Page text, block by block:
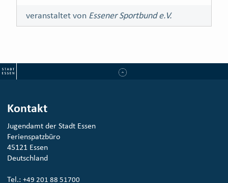
veranstaltet von Essener Sportbund e.V.
Kontakt
Jugendamt der Stadt Essen
Ferienspatzbüro
45121 Essen
Deutschland
Tel.: +49 201 88 51700